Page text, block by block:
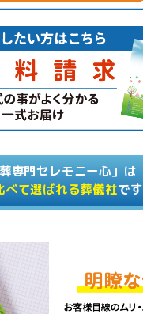
葬専門セレモニー心」は
べて選ばれる葬儀社です